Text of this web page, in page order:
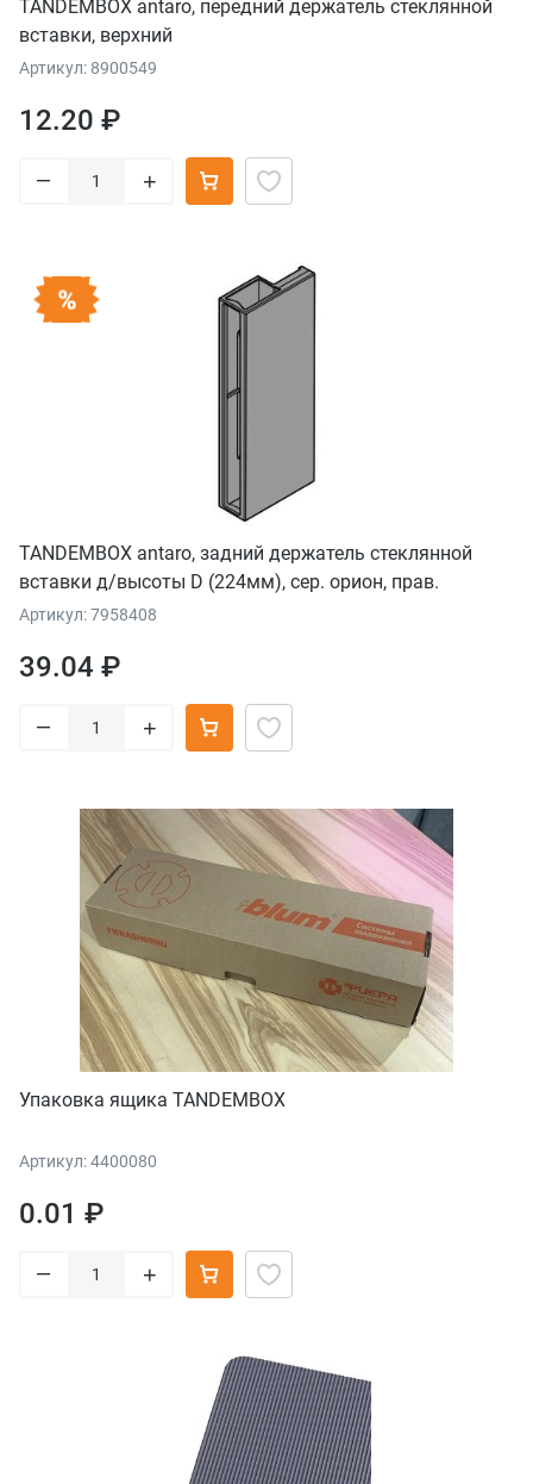
TANDEMBOX antaro, передний держатель стеклянной
вставки, верхний
Артикул: 8900549
12.20 ₽
– +
TANDEMBOX antaro, задний держатель стеклянной
вставки д/высоты D (224мм), сер. орион, прав.
Артикул: 7958408
39.04 ₽
– +
Упаковка ящика TANDEMBOX
Артикул: 4400080
0.01 ₽
– +